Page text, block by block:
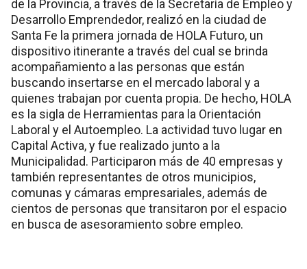
de la Provincia, a través de la Secretaría de Empleo y
Desarrollo Emprendedor, realizó en la ciudad de
Santa Fe la primera jornada de HOLA Futuro, un
dispositivo itinerante a través del cual se brinda
acompañamiento a las personas que están
buscando insertarse en el mercado laboral y a
quienes trabajan por cuenta propia. De hecho, HOLA
es la sigla de Herramientas para la Orientación
Laboral y el Autoempleo. La actividad tuvo lugar en
Capital Activa, y fue realizado junto a la
Municipalidad. Participaron más de 40 empresas y
también representantes de otros municipios,
comunas y cámaras empresariales, además de
cientos de personas que transitaron por el espacio
en busca de asesoramiento sobre empleo.